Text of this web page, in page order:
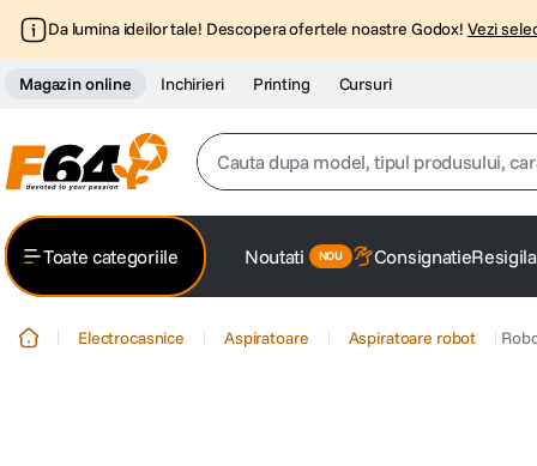
Da lumina ideilor tale! Descopera ofertele noastre Godox! Vezi
Magazin online Inchirieri Printing Cursuri
Cauta dupa model, tipul produsului,
2. trepied
Toate categoriile Noutati Consignatie
Electrocasnice Aspiratoare Aspiratoare robot